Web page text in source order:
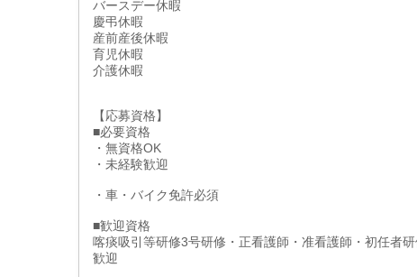
バースデー休暇
慶弔休暇
産前産後休暇
育児休暇
介護休暇
【応募資格】
■必要資格
・無資格OK
・未経験歓迎
・車・バイク免許必須
■歓迎資格
喀痰吸引等研修3号研修・正看護師・准看護師・初任者
歓迎